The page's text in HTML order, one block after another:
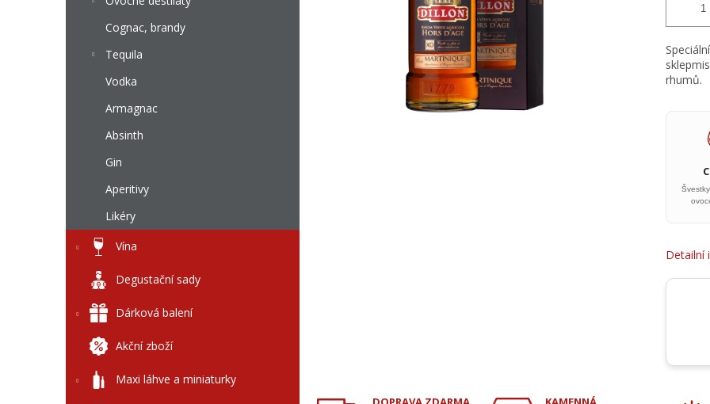
Cognac, brandy
Tequila
Vodka
Armagnac
Absinth
Gin
Aperitivy
Likéry
Vína
Degustační sady
Dárková balení
Akční zboží
Maxi láhve a miniaturky
rhumů.
Detailní